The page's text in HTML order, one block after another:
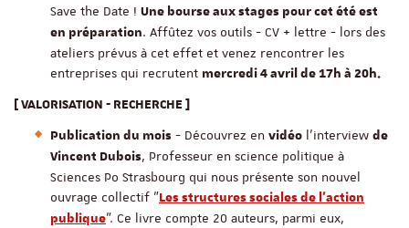
Save the Date ! Une bourse aux stages pour cet été est
en préparation. Affûtez vos outils - CV + lettre - lors des
ateliers prévus à cet effet et venez rencontrer les
entreprises qui recrutent mercredi 4 avril de 17h à 20h.
[ VALORISATION - RECHERCHE ]
Publication du mois - Découvrez en vidéo l'interview de
Vincent Dubois, Professeur en science politique à
Sciences Po Strasbourg qui nous présente son nouvel
ouvrage collectif "Les structures sociales de l'action
publique". Ce livre compte 20 auteurs, parmi eux,